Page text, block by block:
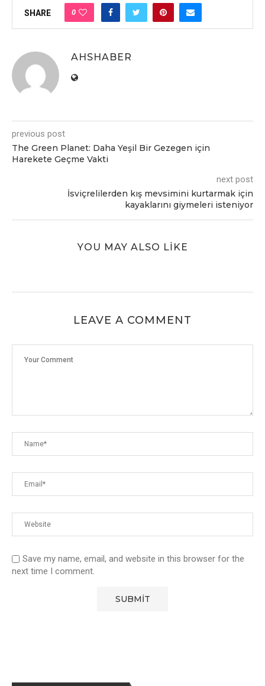
SHARE 0
AHSHABER
previous post
The Green Planet: Daha Yeşil Bir Gezegen için
Harekete Geçme Vakti
next post
İsviçrelilerden kış mevsimini kurtarmak için
kayaklarını giymeleri isteniyor
YOU MAY ALSO LIKE
LEAVE A COMMENT
Save my name, email, and website in this browser for the
next time I comment.